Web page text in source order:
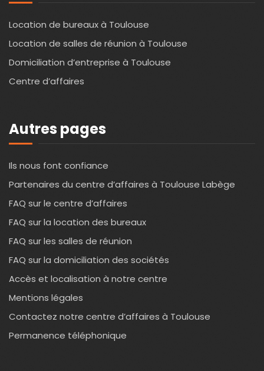
Location de bureaux à Toulouse
Location de salles de réunion à Toulouse
Domiciliation d’entreprise à Toulouse
Centre d’affaires
Autres pages
Ils nous font confiance
Partenaires du centre d’affaires à Toulouse Labège
FAQ sur le centre d’affaires
FAQ sur la location des bureaux
FAQ sur les salles de réunion
FAQ sur la domiciliation des sociétés
Accès et localisation à notre centre
Mentions légales
Contactez notre centre d’affaires à Toulouse
Permanence téléphonique